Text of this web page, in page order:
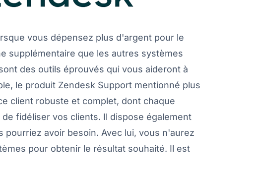
vous dépensez plus d'argent pour le
supplémentaire que les autres systèmes
des outils éprouvés qui vous aideront à
le produit Zendesk Support mentionné plus
client robuste et complet, dont chaque
fidéliser vos clients. Il dispose également
avoir besoin. Avec lui, vous n'aurez
pour obtenir le résultat souhaité. Il est